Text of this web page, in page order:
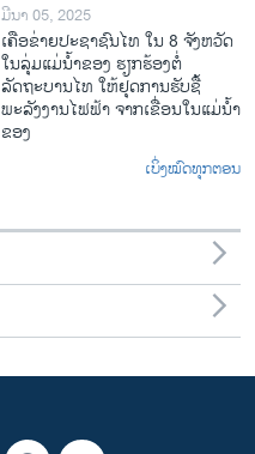
ມີນາ 05, 2025
ເຄືອ​ຂ່າຍ​ປະຊາຊົນໄທ​ ໃນ 8 ຈັງຫວັດ
ໃນ​ລຸ່ມ​ແມ່​ນ້ຳ​ຂອງ ຮຽກຮ້ອງຕໍ່
ລັດຖະບານໄທ ໃຫ້ຢຸດການຮັບຊື້
ພະລັງງານໄຟຟ້າ ຈາກເຂື່ອນໃນແມ່ນ້ຳ
ຂອງ
ເບິ່ງໝົດທຸກຕອນ